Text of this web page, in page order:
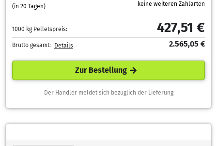
(in 20 Tagen)
keine weiteren Zahlarten
1000 kg Pelletspreis: 427,51 €
Brutto gesamt: Details 2.565,05 €
Zur Bestellung
Der Händler meldet sich bezüglich der Lieferung